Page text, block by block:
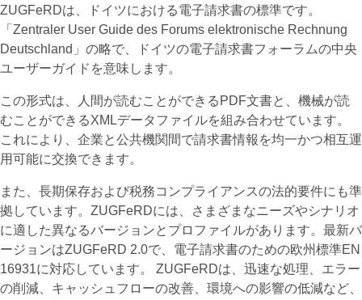
ZUGFeRDは、ドイツにおける電子請求書の標準です。
「Zentraler User Guide des Forums elektronische Rechnung
Deutschland」の略で、ドイツの電子請求書フォーラムの中央
ユーザーガイドを意味します。
この形式は、人間が読むことができるPDF文書と、機械が読
むことができるXMLデータファイルを組み合わせています。
これにより、企業と公共機関間で請求書情報を均一かつ相互運
用可能に交換できます。
また、長期保存および税務コンプライアンスの法的要件にも準
拠しています。ZUGFeRDには、さまざまなニーズやシナリオ
に適した異なるバージョンとプロファイルがあります。最新バ
ージョンはZUGFeRD 2.0で、電子請求書のための欧州標準EN
16931に対応しています。 ZUGFeRDは、迅速な処理、エラー
の削減、キャッシュフローの改善、環境への影響の低減など、